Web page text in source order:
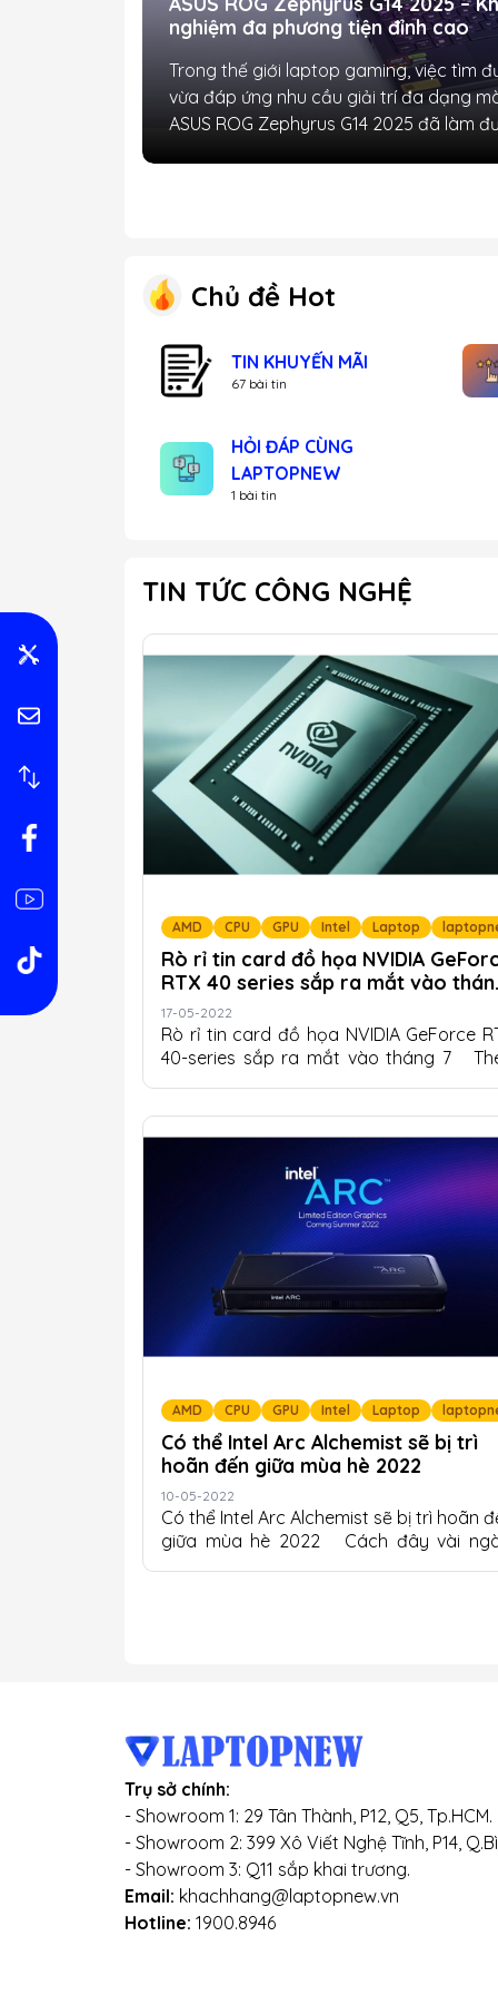
nghiệm đa phương tiện đỉnh cao
Trong thế giới laptop gaming, việc tìm
vừa đáp ứng nhu cầu giải trí đa dạng
ASUS ROG Zephyrus G14 2025 đã làm
Chủ đề Hot
TIN KHUYẾN MÃI
67 bài tin
HỎI ĐÁP CÙNG
LAPTOPNEW
1 bài tin
TIN TỨC CÔNG NGHỆ
AMD CPU GPU Intel Laptop
Rò rỉ tin card đồ họa NVIDIA
RTX 40 series sắp ra mắt vào
7
17-05-2022
Rò rỉ tin card đồ họa NVIDIA GeForce
40-series sắp ra mắt vào tháng 7
vào tháng 7. Họ đề cập đến việc ra
loạt phim vào "sớm quý 3", (ngụ ý là
7). Ra mắt vào tháng 7 có nghĩa là
sẽ bắt đầu tiếp thị những sản phẩm
một cách nghiêm túc vào cuối tháng
(Computex 2022). Công ty dự kiến sẽ
ra các SKU cao cấp...
AMD CPU GPU Intel Laptop
Có thể Intel Arc Alchemist sẽ bị trì
hoãn đến giữa mùa hè 2022
10-05-2022
Có thể Intel Arc Alchemist sẽ bị trì hoãn
giữa mùa hè 2022 Cách đây vài
vào cuối quý 2 năm 2022. Intel cũng
công bố những người chiến thắng
cuộc thi...
Trụ sở chính:
- Showroom 1: 29 Tân Thành, P12, Q5, Tp.HCM.
- Showroom 2: 399 Xô Viết Nghệ Tĩnh, P14,
- Showroom 3: Q11 sắp khai trương.
Email: khachhang@laptopnew.vn
Hotline: 1900.8946